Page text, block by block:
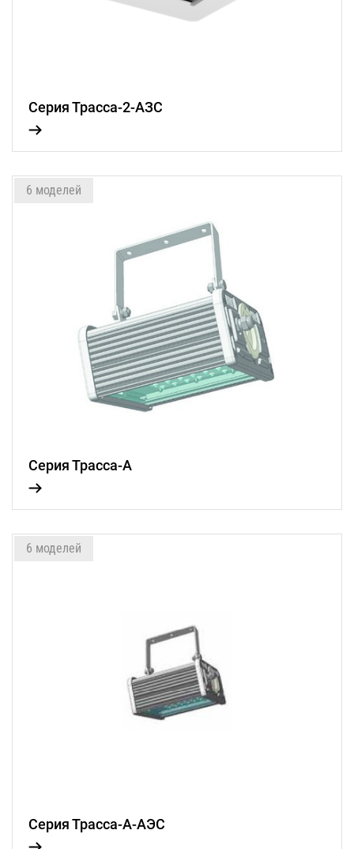
Серия Трасса-2-АЗС
6 моделей
Серия Трасса-А
6 моделей
Серия Трасса-А-АЭС